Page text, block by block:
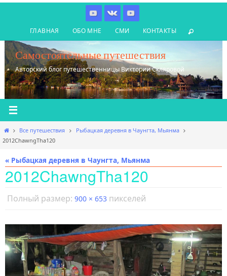
содержимому
ГЛАВНАЯ ОБО МНЕ СМИ КОНТАКТЫ
Самостоятельные путешествия
Авторский блог путешественницы Виктории Скляровой
Главная
Все путешествия
Рыбацкая деревня в Чаунгта, Мьянма
2012ChawngTha120
« Рыбацкая деревня в Чаунгта, Мьянма
2012ChawngTha120
Полный размер: 900 × 653 пикселей